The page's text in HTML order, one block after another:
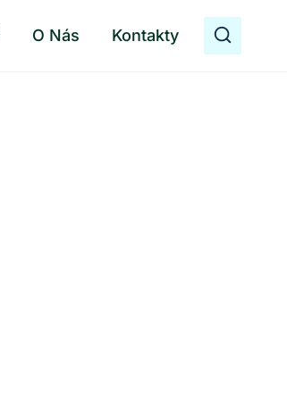
O Nás Kontakty